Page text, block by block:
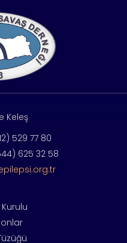
Keleş
529 77 80
625 32 58